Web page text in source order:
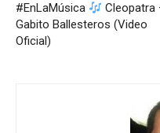
#EnLaMúsica
Cleopatra
Gabito Ballesteros (Video
Oficial)